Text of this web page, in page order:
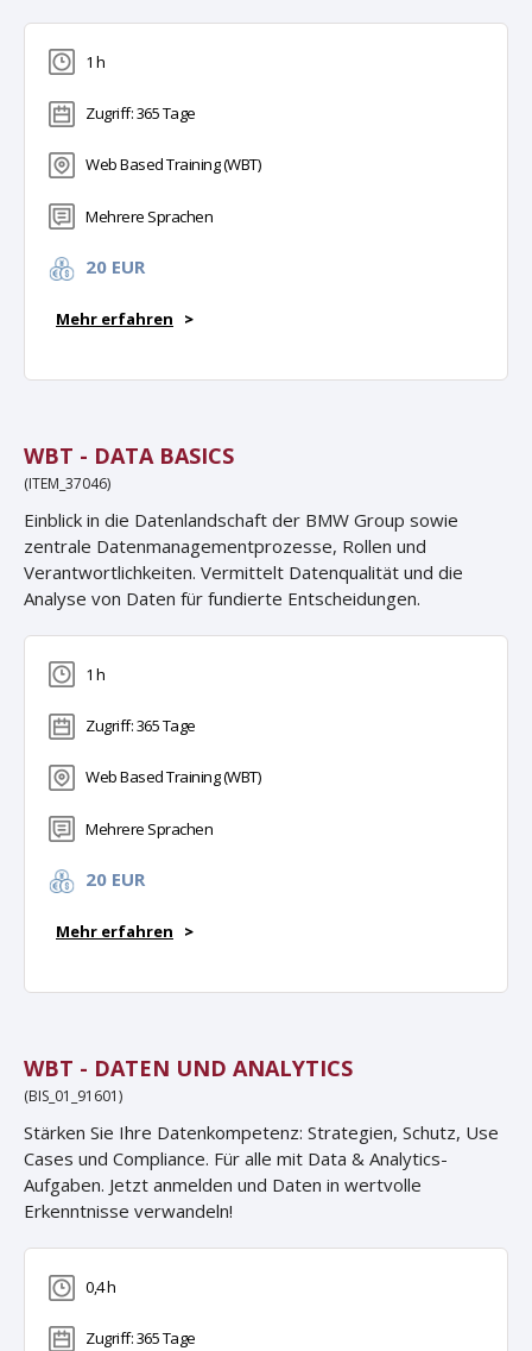
1 h
Zugriff: 365 Tage
Web Based Training (WBT)
Mehrere Sprachen
20 EUR
Mehr erfahren >
WBT - DATA BASICS
(ITEM_37046)
Einblick in die Datenlandschaft der BMW Group sowie
zentrale Datenmanagementprozesse, Rollen und
Verantwortlichkeiten. Vermittelt Datenqualität und die
Analyse von Daten für fundierte Entscheidungen.
1 h
Zugriff: 365 Tage
Web Based Training (WBT)
Mehrere Sprachen
20 EUR
Mehr erfahren >
WBT - DATEN UND ANALYTICS
(BIS_01_91601)
Stärken Sie Ihre Datenkompetenz: Strategien, Schutz, Use
Cases und Compliance. Für alle mit Data & Analytics-
Aufgaben. Jetzt anmelden und Daten in wertvolle
Erkenntnisse verwandeln!
0,4 h
Zugriff: 365 Tage